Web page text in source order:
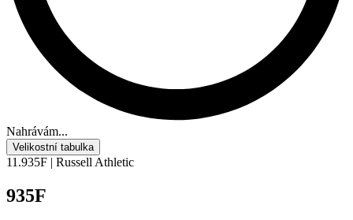
Nahrávám...
Velikostní tabulka
11.935F | Russell Athletic
935F